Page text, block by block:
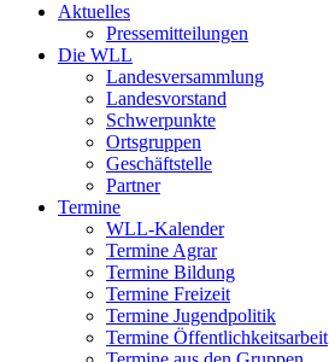
Aktuelles
Pressemitteilungen
Die WLL
Landesversammlung
Landesvorstand
Schwerpunkte
Ortsgruppen
Geschäftstelle
Partner
Termine
WLL-Kalender
Termine Agrar
Termine Bildung
Termine Freizeit
Termine Jugendpolitik
Termine Öffentlichkeitsarbeit